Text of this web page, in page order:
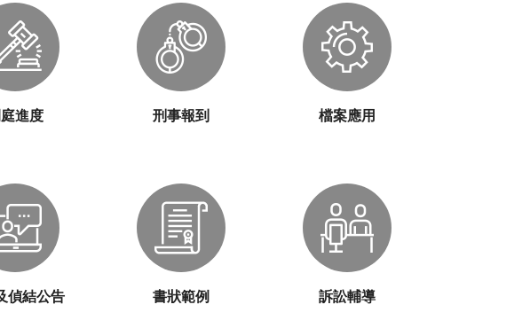
進度 刑事報到 檔案應用
偵結公告 書狀範例 訴訟輔導